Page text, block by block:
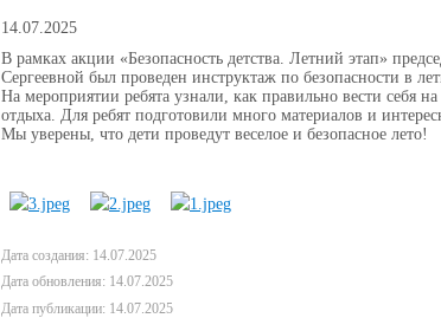
14.07.2025
В рамках акции «Безопасность детства. Летний этап»
Сергеевной был проведен инструктаж по безопасности в
На мероприятии ребята узнали, как правильно вести себя
отдыха. Для ребят подготовили много материалов и
Мы уверены, что дети проведут веселое и безопасное лето!
Дата создания: 14.07.2025
Дата обновления: 14.07.2025
Дата публикации: 14.07.2025